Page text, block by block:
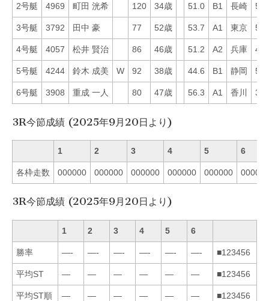
2号艇 4969 町田 洸希 120 34歳 51.0 B1 長崎 58
3号艇 3792 田中 豪 77 52歳 53.7 A1 東京 56
4号艇 4057 松井 賢治 86 46歳 51.2 A2 兵庫 46
5号艇 4244 鈴木 成美 W 92 38歳 44.6 B1 静岡 59
6号艇 3908 重成 一人 80 47歳 56.3 A1 香川 31
3R今節成績 (2025年9月20日より)
1 2 3 4 5 6
各枠走数 000000 000000 000000 000000 000000 000000
3R今節成績 (2025年9月20日より)
1 2 3 4 5 6
勝率 —- —- —- —- —- —- ■123456
平均ST — — — — — — ■123456
平均ST順 — — — — — — ■123456